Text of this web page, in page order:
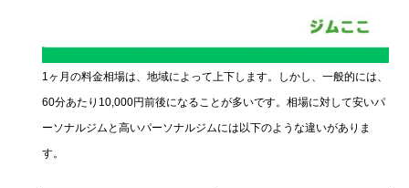
1ヶ月の料金相場は、地域によって上下します。しかし、一般的には、
60分あたり10,000円前後になることが多いです。相場に対して安いパ
ーソナルジムと高いパーソナルジムには以下のような違いがありま
す。